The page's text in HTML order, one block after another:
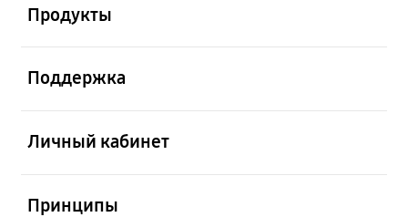
Продукты
Поддержка
Личный кабинет
Принципы